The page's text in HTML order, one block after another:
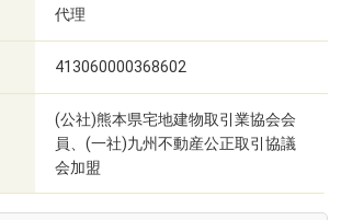
代理
413060000368602
(公社)熊本県宅地建物取引業協会会
員、(一社)九州不動産公正取引協議
会加盟